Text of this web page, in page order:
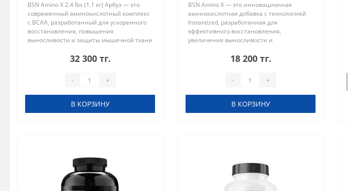
BSN Amino X 2.4 lbs (1.1 кг) Арбуз — это
современный аминокислотный комплекс
с BCAA, разработанный для ускоренного
восстановления, повышения
выносливости и защиты мышечной ткани
незаменимые аминокислоты (лейцин,
32 300 тг.
- +
В КОРЗИНУ
BSN Amino X — это инновационная
аминокислотная добавка с технологией
Instantized, разработанная для
эффективного восстановления,
увеличения выносливости и
Преимущества BSN Amino X: 10 г
18 200 тг.
- +
В КОРЗИНУ